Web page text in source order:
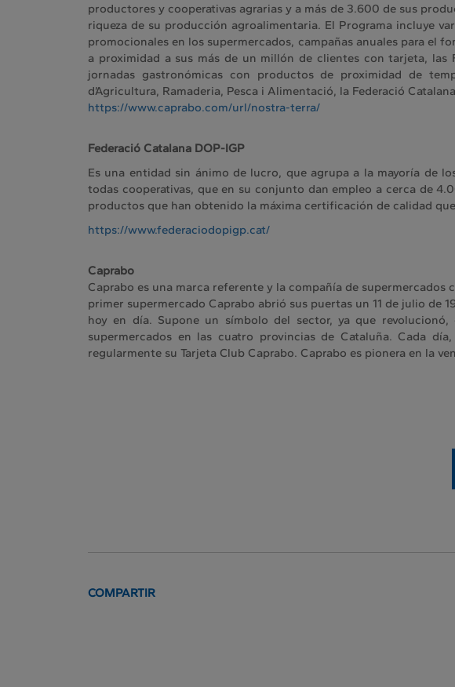
productores y cooperativas agrarias y a más de 3.600 de sus
riqueza de su producción agroalimentaria. El Programa incluye
promocionales en los supermercados, campañas anuales para el
a proximidad a sus más de un millón de clientes con tarjeta, las
jornadas gastronómicas con productos de proximidad de
d’Agricultura, Ramaderia, Pesca i Alimentació, la Federació
https://www.caprabo.com/url/nostra-terra/
Federació Catalana DOP-IGP
Es una entidad sin ánimo de lucro, que agrupa a la mayoría de
todas cooperativas, que en su conjunto dan empleo a cerca de
productos que han obtenido la máxima certificación de calidad
https://www.federaciodopigp.cat/
Caprabo
Caprabo es una marca referente y la compañía de supermercados
primer supermercado Caprabo abrió sus puertas un 11 de julio de
hoy en día. Supone un símbolo del sector, ya que
supermercados en las cuatro provincias de Cataluña. Cada
regularmente su Tarjeta Club Caprabo. Caprabo es pionera en la
COMPARTIR